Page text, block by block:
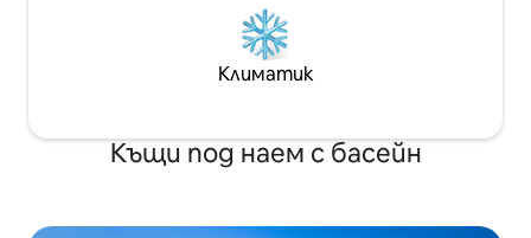
Климатик
Къщи под наем с басейн